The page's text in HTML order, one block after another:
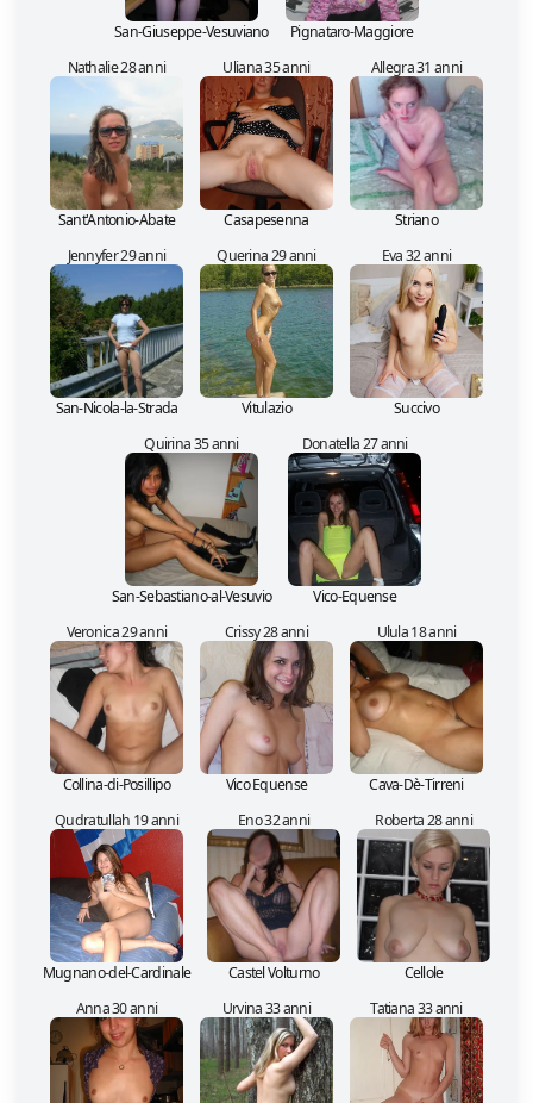
San-Giuseppe-Vesuviano
Pignataro-Maggiore
Nathalie 28 anni
Sant'Antonio-Abate
Uliana 35 anni
Casapesenna
Allegra 31 anni
Striano
Jennyfer 29 anni
San-Nicola-la-Strada
Querina 29 anni
Vitulazio
Eva 32 anni
Succivo
Quirina 35 anni
San-Sebastiano-al-Vesuvio
Donatella 27 anni
Vico-Equense
Veronica 29 anni
Collina-di-Posillipo
Crissy 28 anni
Vico Equense
Ulula 18 anni
Cava-Dè-Tirreni
Qudratullah 19 anni
Mugnano-del-Cardinale
Eno 32 anni
Castel Volturno
Roberta 28 anni
Cellole
Anna 30 anni
Urvina 33 anni Tatiana 33 anni